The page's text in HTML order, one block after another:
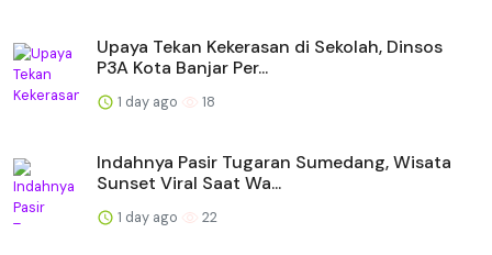
Upaya Tekan Kekerasan di Sekolah, Dinsos
P3A Kota Banjar Per...
1 day ago 18
Indahnya Pasir Tugaran Sumedang, Wisata
Sunset Viral Saat Wa...
1 day ago 22